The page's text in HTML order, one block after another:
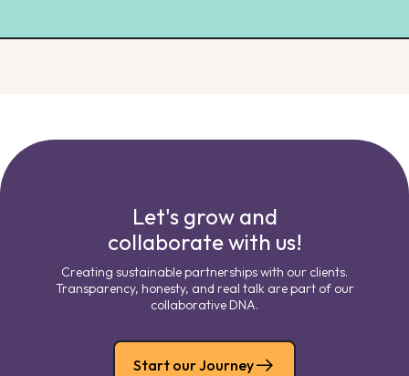
Let's grow and
collaborate with us!
Creating sustainable partnerships with our clients.
Transparency, honesty, and real talk are part of our
collaborative DNA.
Start our Journey